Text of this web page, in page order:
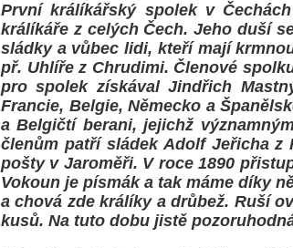
První králíkářský spolek v
králíkáře z celých Čech. Jeho duší
sládky a vůbec lidi, kteří mají
př. Uhlíře z Chrudimi. Členové
pro spolek získával Jindřich
Francie, Belgie, Německo a
a Belgičtí berani, jejichž
členům patří sládek Adolf Jeřicha z
pošty v Jaroměři. V roce 1890
Vokoun je písmák a tak máme díky
a chová zde králíky a drůbež. Ruší
kusů. Na tuto dobu jistě